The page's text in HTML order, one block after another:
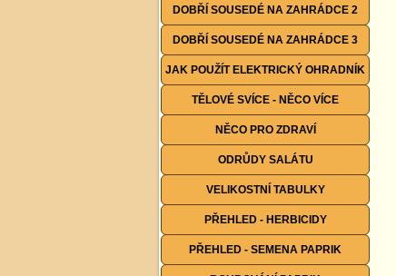
DOBŘÍ SOUSEDÉ NA ZAHRÁDCE 2
DOBŘÍ SOUSEDÉ NA ZAHRÁDCE 3
JAK POUŽÍT ELEKTRICKÝ OHRADNÍK
TĚLOVÉ SVÍCE - NĚCO VÍCE
NĚCO PRO ZDRAVÍ
ODRŮDY SALÁTU
VELIKOSTNÍ TABULKY
PŘEHLED - HERBICIDY
PŘEHLED - SEMENA PAPRIK